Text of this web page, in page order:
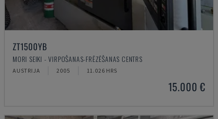
ZT1500YB
MORI SEIKI - VIRPOŠANAS-FRĒZĒŠANAS CENTRS
AUSTRIJA 2005 11.026 HRS
15.000 €